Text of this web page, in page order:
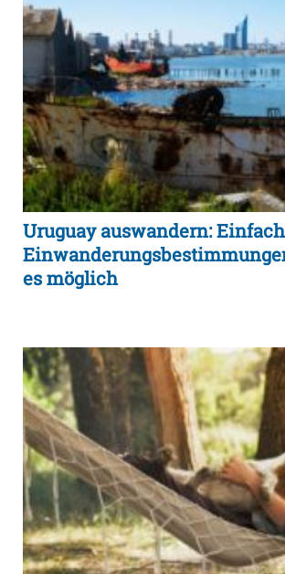
Uruguay auswandern:
es möglich